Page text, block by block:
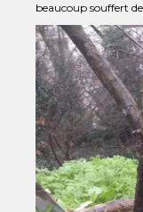
beaucoup souffert